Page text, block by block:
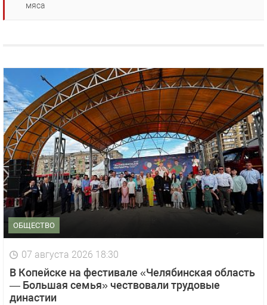
мяса
ОБЩЕСТВО
07 августа 2026 18:30
В Копейске на фестивале «Челябинская область
— Большая семья» чествовали трудовые
династии